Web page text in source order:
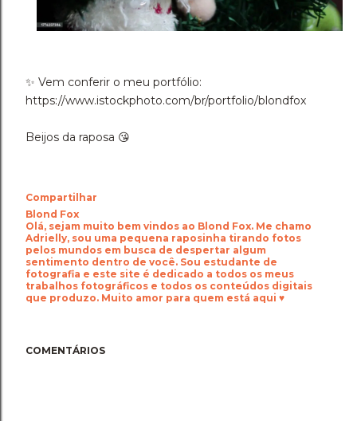
✨️ Vem conferir o meu portfólio:
https://www.istockphoto.com/br/portfolio/blondfox
Beijos da raposa 😘
Compartilhar
Blond Fox
Olá, sejam muito bem vindos ao Blond Fox. Me chamo
Adrielly, sou uma pequena raposinha tirando fotos
pelos mundos em busca de despertar algum
sentimento dentro de você. Sou estudante de
fotografia e este site é dedicado a todos os meus
trabalhos fotográficos e todos os conteúdos digitais
que produzo. Muito amor para quem está aqui ♥
COMENTÁRIOS